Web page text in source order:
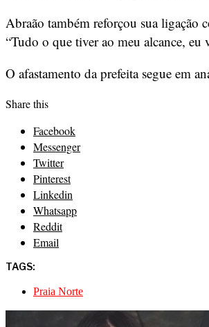
Abraão também reforçou sua ligação
“Tudo o que tiver ao meu alcance, eu
O afastamento da prefeita segue em
Share this
Facebook
Messenger
Twitter
Pinterest
Linkedin
Whatsapp
Reddit
Email
TAGS:
Praia Norte